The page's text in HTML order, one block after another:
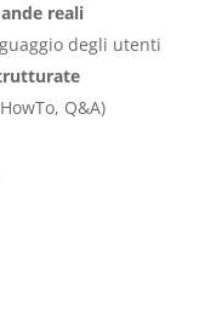
reali
degli utenti
Q&A)